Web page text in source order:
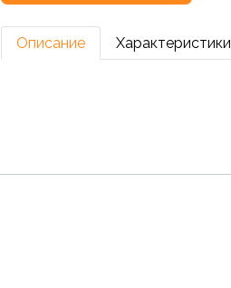
Описание Характеристики